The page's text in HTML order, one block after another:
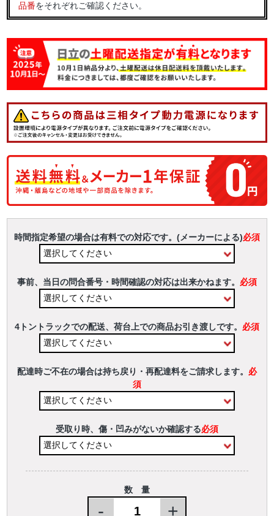
品番をそれぞれご確認ください。
時間指定希望の場合は有料での対応です。(メーカーによる)必須
事前、当日の問合番号・時間確認の対応は出来かねます。 必須
4トントラックでの配送、荷台上での商品お引き渡しです。 必須
配達時ご不在の場合は持ち戻り・再配達料をご請求します。 必
須
受取り時、傷・凹みがないか確認する必須
数 量
- +